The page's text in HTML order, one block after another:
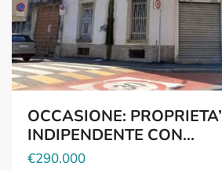
OCCASIONE: PROPRIETA’
INDIPENDENTE CON...
€290.000